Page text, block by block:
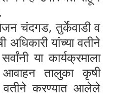
चंदगड, तुर्केवाडी व
यांच्या वतीने
सर्वांनी या कार्यक्रमाला
तालुका कृषी
वतीने करण्यात आलेले